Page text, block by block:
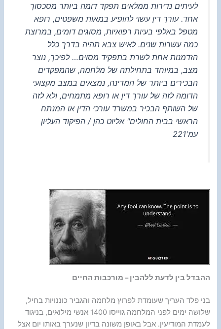
לעיתים נדירות ממלאים תפקד דומה ביותר מסכסוך
אחד. עורך דין עשוי להופיע במאות משפטים, רופא
מטפל באלפי בעיות רפואיות, מסוגים דומים, במרוצת
כמה עשרות שנים. לאיש צבא תהיה בדרך כלל
הזדמנות אחת לשרת בתפקיד מסוים… לפיכך, נוצר
מצב, במיוחד בתחילתה של מלחמה, שהמפקדים
הבכירים ביותר של המדינה, נמצאים במצב מקצועי
הדומה לזה של עורך דין או רופא מתמחים, ולא לזה
של השותף הבכיר במשרד עורכי הדין או המנתח
הראשי בבית החולים" אליוט כהן / הפיקוד העליון
עמ'221
ההבדל בין לדעת ללהבין – מורכבות החיים
בני פלד העריך שעומדת לפרוץ מלחמה והגביר כוננויות בחיל,
שלושה ימים לפני המלחמה גוייסו 1400 אנשי מילואים, בניגוד
לעמדת המודיעין. אבל באופן משונה בדיון שנערך באותו יום אצל